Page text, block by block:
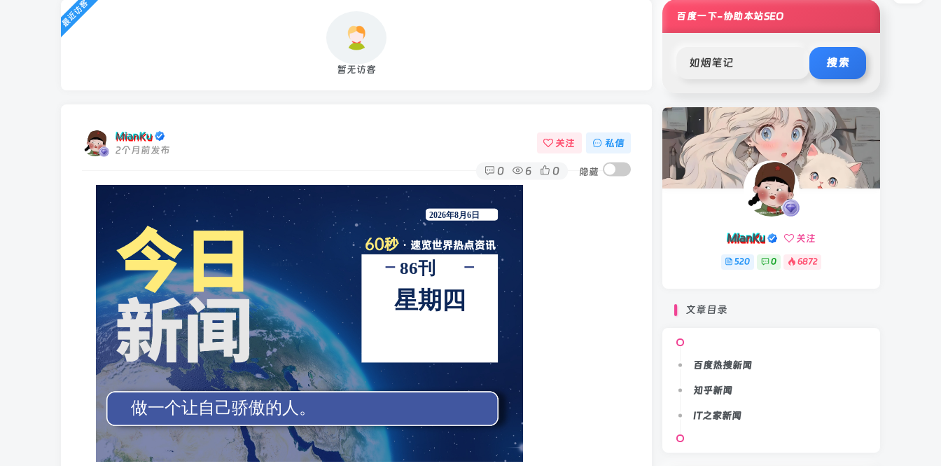
最近访客
暂无访客
MianKu
2个月前发布
关注 私信
0 6 0 隐藏
百度一下-协助本站SEO
搜索
MianKu 关注
520 0 6872
文章目录
百度热搜新闻
知乎新闻
IT之家新闻